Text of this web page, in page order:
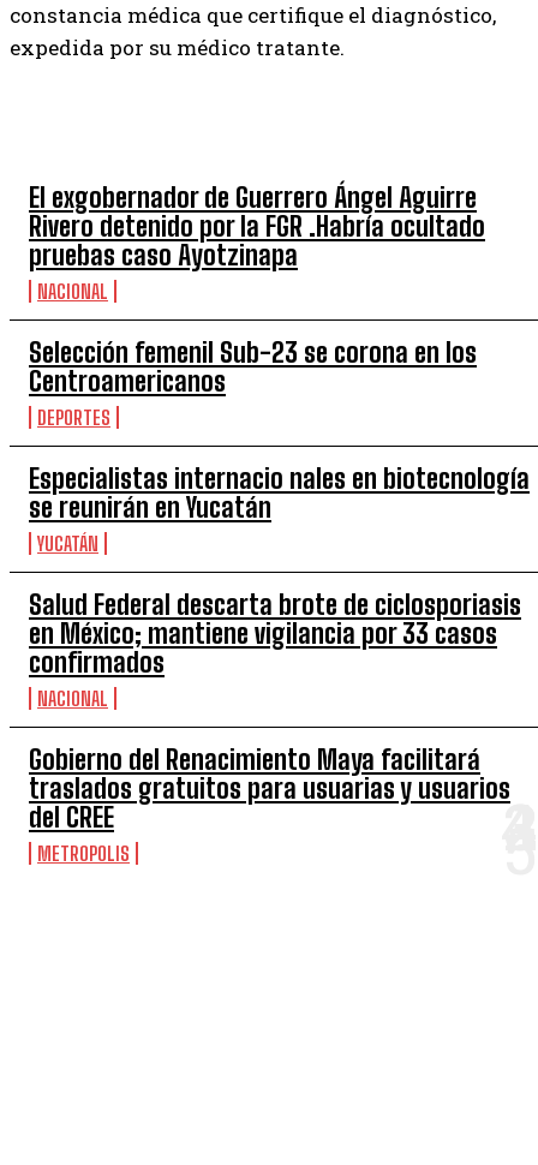
El exgobernador de Guerrero Ángel Aguirre
Rivero detenido por la FGR .Habría ocultado
pruebas caso Ayotzinapa
NACIONAL
Selección femenil Sub-23 se corona en los
Centroamericanos
DEPORTES
Especialistas internacio nales en biotecnología
se reunirán en Yucatán
YUCATÁN
Salud Federal descarta brote de ciclosporiasis
en México; mantiene vigilancia por 33 casos
confirmados
NACIONAL
Gobierno del Renacimiento Maya facilitará
traslados gratuitos para usuarias y usuarios
del CREE
METROPOLIS
constancia médica que certifique el diagnóstico,
expedida por su médico tratante.